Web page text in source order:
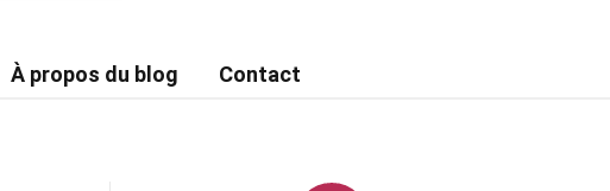
À propos du blog Contact